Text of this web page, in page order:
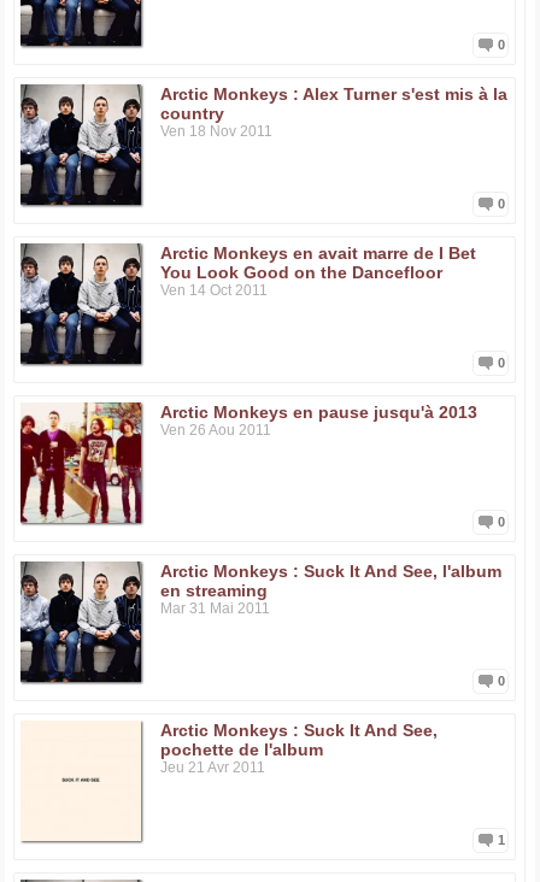
0
Arctic Monkeys : Alex Turner s'est mis à la
country
Ven 18 Nov 2011
0
Arctic Monkeys en avait marre de I Bet
You Look Good on the Dancefloor
Ven 14 Oct 2011
0
Arctic Monkeys en pause jusqu'à 2013
Ven 26 Aou 2011
0
Arctic Monkeys : Suck It And See, l'album
en streaming
Mar 31 Mai 2011
0
Arctic Monkeys : Suck It And See,
pochette de l'album
Jeu 21 Avr 2011
1